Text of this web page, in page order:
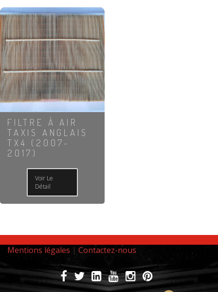
FILTRE À AIR
TAXIS ANGLAIS
TX4 (2007-
2017)
Voir Le
Détail
Mentions légales | Contactez-nous